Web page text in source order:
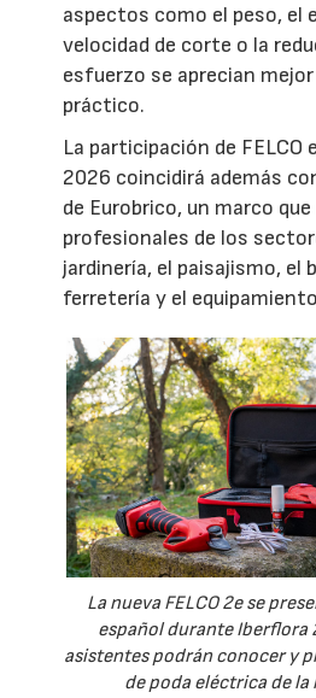
aspectos como el peso, el
velocidad de corte o la
esfuerzo se aprecian
práctico.
La participación de FELCO
2026 coincidirá además
de Eurobrico, un marco
profesionales de los
jardinería, el paisajismo, el
ferretería y el
La nueva FELCO 2e se
español durante Iberflora
asistentes podrán conocer y
de poda eléctrica de la